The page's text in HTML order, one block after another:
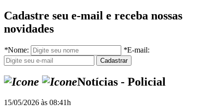
Cadastre seu e-mail e receba nossas
novidades
*Nome: *E-mail:
Notícias - Policial
15/05/2026 às 08:41h